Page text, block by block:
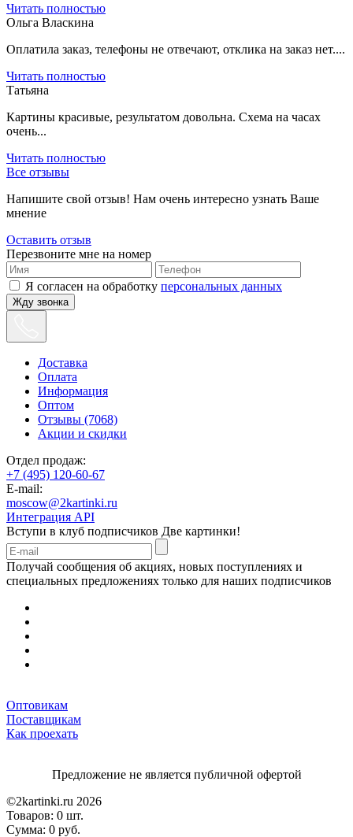
Читать полностью
Ольга Власкина
Оплатила заказ, телефоны не отвечают, отклика на заказ нет....
Читать полностью
Татьяна
Картины красивые, результатом довольна. Схема на часах
очень...
Читать полностью
Все отзывы
Напишите свой отзыв! Нам очень интересно узнать Ваше
мнение
Оставить отзыв
Перезвоните мне на номер
Я согласен на обработку персональных данных
Жду звонка
Доставка
Оплата
Информация
Оптом
Отзывы (7068)
Акции и скидки
Отдел продаж:
+7 (495) 120-60-67
E-mail:
moscow@2kartinki.ru
Интеграция API
Вступи в клуб подписчиков Две картинки!
Получай сообщения об акциях, новых поступлениях и
специальных предложениях только для наших подписчиков
Оптовикам
Поставщикам
Как проехать
Предложение не является публичной офертой
©2kartinki.ru 2026
Товаров: 0 шт.
Сумма: 0 руб.